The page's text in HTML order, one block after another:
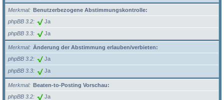
Merkmal
Benutzerbezogene Abstimmungskontrolle:
phpBB 3.2
Ja
phpBB 3.3 Ja
Merkmal
Änderung der Abstimmung erlauben/verbieten:
phpBB 3.2
Ja
phpBB 3.3 Ja
Merkmal
Beaten-to-Posting Vorschau:
phpBB 3.2
Ja